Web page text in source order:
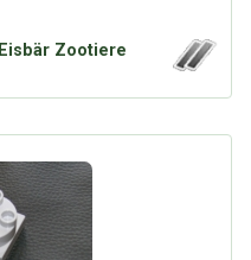
Mediadaten
Presse News
Erweitere Suche
Suchanfragen
Zootiere